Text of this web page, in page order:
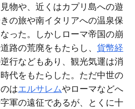
物や、近くはカプリ島への遊
の旅や南イタリアへの温泉保
った。しかしローマ帝国の崩
路の荒廃をもたらし、 貨幣経
行などもあり、観光気運は消
代をもたらした。ただ中世の
はエルサレムやローマなどへ
軍の遠征であるが、とくに十